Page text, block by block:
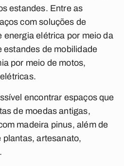
estandes. Entre as
com soluções de
energia elétrica por meio da
estandes de mobilidade
por meio de motos,
encontrar espaços que
de moedas antigas,
madeira pinus, além de
plantas, artesanato,